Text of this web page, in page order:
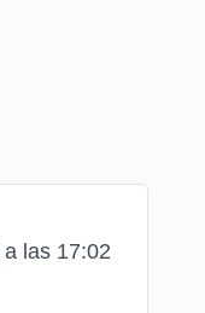
las 17:02